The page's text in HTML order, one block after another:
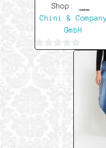
Shop:
Chini &
GmbH